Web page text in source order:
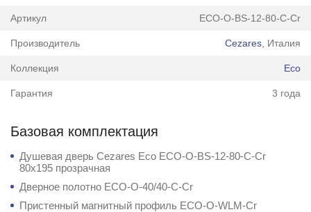
Артикул ECO-O-BS-12-80-C-Cr
Производитель Cezares , Италия
Коллекция Eco
Гарантия 3 года
Базовая комплектация
Душевая дверь Cezares Eco ECO-O-BS-12-80-C-Cr
80x195 прозрачная
Дверное полотно ECO-O-40/40-C-Cr
Пристенный магнитный профиль ECO-O-WLM-Cr